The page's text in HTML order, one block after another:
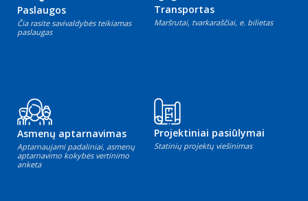
Paslaugos
Čia rasite savivaldybės teikiamas
paslaugas
Transportas
Maršrutai, tvarkaraščiai, e. bilietas
Asmenų aptarnavimas
Aptarnaujami padaliniai, asmenų
aptarnavimo kokybės vertinimo
anketa
Projektiniai pasiūlymai
Statinių projektų viešinimas